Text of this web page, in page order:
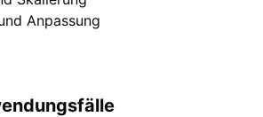
Anpassung